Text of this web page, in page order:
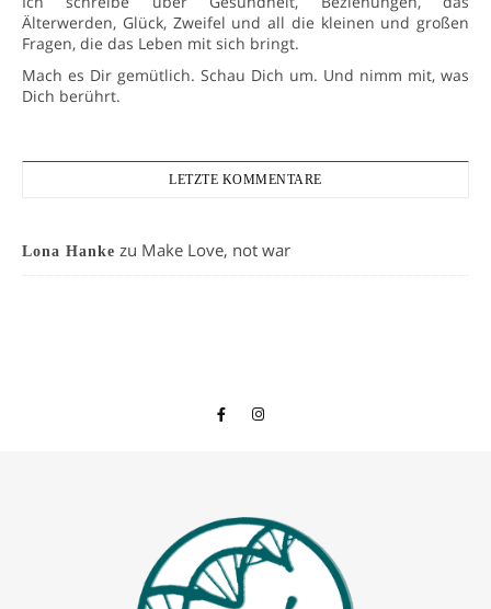
Älterwerden, Glück, Zweifel und all die kleinen und großen
Fragen, die das Leben mit sich bringt.
Mach es Dir gemütlich. Schau Dich um. Und nimm mit, was
Dich berührt.
LETZTE KOMMENTARE
Lona Hanke zu Make Love, not war